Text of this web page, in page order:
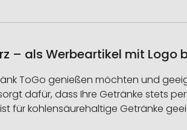
– als Werbeartikel mit Logo
ToGo genießen möchten und
dafür, dass Ihre Getränke stets
für kohlensäurehaltige Getränke